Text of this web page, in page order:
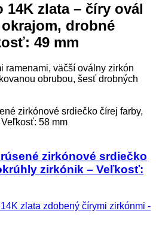
14K zlata – číry ovál
drobné
49 mm
ramenami, väčší oválny zirkón
obrubou, šesť drobných
zirkónové srdiečko
zirkónik – Veľkosť:
zlata zdobený čírymi zirkónmi -